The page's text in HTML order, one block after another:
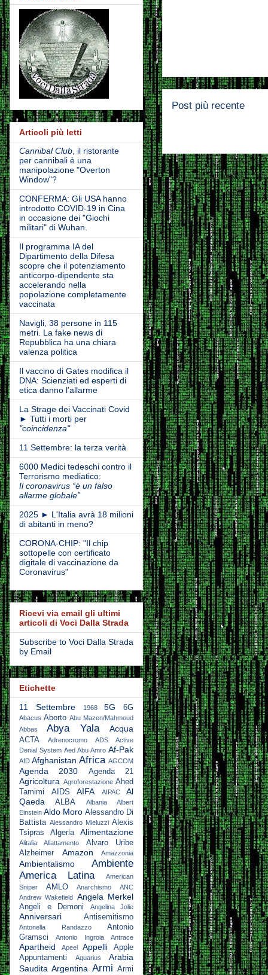
Post più recente
Articoli più letti
Cannibal Club, il ristorante
per cannibali è una
manipolazione "Overton
Window"?
CONFERMA: Gli USA hanno
introdotto COVID-19 in Cina
in occasione dei "Giochi
militari" di Wuhan.
Il programma IA del
Dipartimento della Difesa
scopre che il potenziamento
anticorpo-dipendente sta
accelerando nella
popolazione completamente
vaccinata
Navigli, 38 persone in 115
metri. La fake news di
Repubblica ha una chiara
valenza politica
Il vaccino di Gates modifica il
DNA: Scienziati ed esperti di
etica danno l’allarme
La Strage dei Vaccinati Covid
► Tutti i morti per
"coincidenza"
11 Settembre: la terza verità
6000 Medici tedeschi contro il
Terrorismo mediatico:
Il coronavirus “è un falso
allarme globale”
2025 ► L'Italia avrà 18 milioni
di abitanti in meno?
CORONA-CHIP: "Il chip
sottopelle con certificato
digitale di vaccinazione da
Coronavirus"
Ricevi via email gli ultimi
articoli di Voci Dalla Strada
Subscribe to Voci Dalla Strada
by Email
Etichette
11 Settembre
1968 5G 6G
Abacus Aborto Abu Mazen/Mahmoud
Abbas
Abya Yala Acqua
ACTA Adrenocromo
ADS Active
Denial System Aed Abu Amro Af-Pak
AfD Afghanistan Africa AGCOM
Agenda 2030 Agenda 21
Agricoltura Agroforestazione Ahed
Tamimi
AIDS AIFA AIPAC
Al
Qaeda
ALBA Albania
Albert
Einstein Aldo Moro Alessandro Di
Battista Alessandro Mieluzzi Alexis
Tsipras
Algeria Alimentazione
Alitalia Allattamento
Alvaro Uribe
Alzheimer
Amazon Amazzonia
Ambientalismo
Ambiente
America Latina
American
Sniper
AMLO Anarchismo
ANC
Andrew Wakefield Angela Merkel
Angeli e Demoni Angelina Jolie
Anniversari Antisemitismo
Antonella Randazzo
Antonio
Gramsci
Antonio Ingroia Antrace
Apartheid Apeel Appelli
Apple
Appuntamenti
Aquarius
Arabia
Saudita Argentina Armi Armi